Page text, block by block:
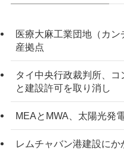
医療大麻工業団地（カ
産拠点
タイ中央行政裁判所、
と建設許可を取り消し
MEAとMWA、太陽光発
レムチャバン港建設に